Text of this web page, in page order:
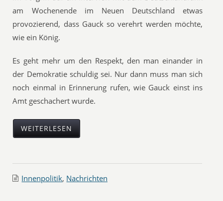
am Wochenende im Neuen Deutschland etwas
provozierend, dass Gauck so verehrt werden möchte,
wie ein König.
Es geht mehr um den Respekt, den man einander in
der Demokratie schuldig sei. Nur dann muss man sich
noch einmal in Erinnerung rufen, wie Gauck einst ins
Amt geschachert wurde.
WEITERLESEN
Innenpolitik, Nachrichten